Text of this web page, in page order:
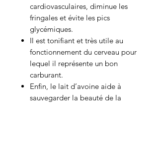
cardiovasculaires, diminue les
fringales et évite les pics
glycémiques.
Il est tonifiant et très utile au
fonctionnement du cerveau pour
lequel il représente un bon
carburant.
Enfin, le lait d’avoine aide à
sauvegarder la beauté de la